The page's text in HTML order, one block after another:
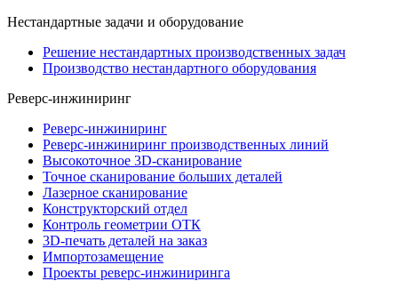
Нестандартные задачи и оборудование
Решение нестандартных производственных задач
Производство нестандартного оборудования
Реверс-инжиниринг
Реверс-инжиниринг
Реверс-инжиниринг производственных линий
Высокоточное 3D-сканирование
Точное сканирование больших деталей
Лазерное сканирование
Конструкторский отдел
Контроль геометрии ОТК
3D-печать деталей на заказ
Импортозамещение
Проекты реверс-инжиниринга